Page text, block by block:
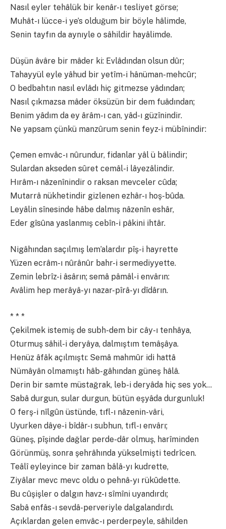
Nasıl eyler tehâlük bir kenâr-ı tesliyet görse;
Muhât-ı lücce-i ye’s olduğum bir böyle hâlimde,
Senin tayfın da aynıyle o sâhildir hayâlimde.
Düşün âvâre bir mâder ki: Evlâdından olsun dûr;
Tahayyül eyle yâhud bir yetîm-i hânüman-mehcûr;
O bedbahtın nasıl evlâdı hiç gitmezse yâdından;
Nasıl çıkmazsa mâder öksüzün bir dem fuâdından;
Benim yâdım da ey ârâm-ı can, yâd-ı güzînindir.
Ne yapsam çünkü manzûrum senin feyz-i mübînindir:
Çemen emvâc-ı nûrundur, fidanlar yâl ü bâlindir;
Sulardan akseden sûret cemâl-i lâyezâlindir.
Hırâm-ı nâzenînindir o raksan mevceler cûda;
Mutarrâ nükhetindir gizlenen ezhâr-ı hoş-bûda.
Leyâlin sînesinde hâbe dalmış nâzenîn eshâr,
Eder gîsûna yaslanmış cebîn-i pâkini ihtâr.
Nigâhından saçılmış lem’alardır pîş-i hayrette
Yüzen ecrâm-ı nûrânûr bahr-i sermediyyette.
Zemin lebrîz-i âsârın; semâ pâmâl-i envârın:
Avâlim hep merâyâ-yı nazar-pîrâ-yı dîdârın.
* * *
Çekilmek istemiş de subh-dem bir cây-ı tenhâya,
Oturmuş sâhil-i deryâya, dalmıştım temâşâya.
Henüz âfâk açılmıştı: Semâ mahmûr idi hattâ
Nümâyân olmamıştı hâb-gâhından güneş hâlâ.
Derin bir samte müstağrak, leb-i deryâda hiç ses yok…
Sabâ durgun, sular durgun, bütün eşyâda durgunluk!
O ferş-i nîlgûn üstünde, tıfl-ı nâzenin-vâri,
Uyurken dâye-i bîdâr-ı subhun, tıfl-ı envârı;
Güneş, pîşinde dağlar perde-dâr olmuş, harîminden
Görünmüş, sonra şehrâhında yükselmişti tedrîcen.
Teâlî eyleyince bir zaman bâlâ-yı kudrette,
Ziyâlar mevc mevc oldu o pehnâ-yı rükûdette.
Bu cûşişler o dalgın havz-ı sîmîni uyandırdı;
Sabâ enfâs-ı sevdâ-perveriyle dalgalandırdı.
Açıklardan gelen emvâc-ı perderpeyle, sâhilden